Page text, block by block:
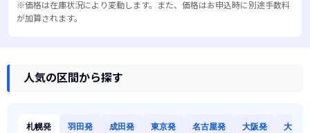
※価格は在庫状況により変動します。また、価格はお申込時に別途手数料
が加算されます。
人気の区間から探す
札幌発 羽田発 成田発 東京発 名古屋発 大阪発 大阪発